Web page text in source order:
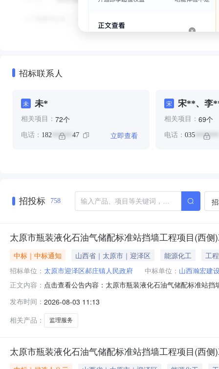
招标联系人
未 未*
相关项目： 72个
电话： 182 ****** 47 立即查看
宋 宋**、李
相关项目： 69个
电话： 035*******
招投标 758
太原市瓶装液化石油气储配标准站挡墙工程项目(西
中标｜中标通知 山西省｜太原市｜迎泽区 能源化工
工程
招标单位： 太原市迎泽区郝庄镇人民政府 中标单位： 山西瀚宏建
正文内容： 点击查看公告内容：太原市瓶装液化石油气储配标准站
发布时间： 2026-08-03 11:13
相关产品：
监理服务
太原市瓶装液化石油气储配标准站挡墙工程项目(西